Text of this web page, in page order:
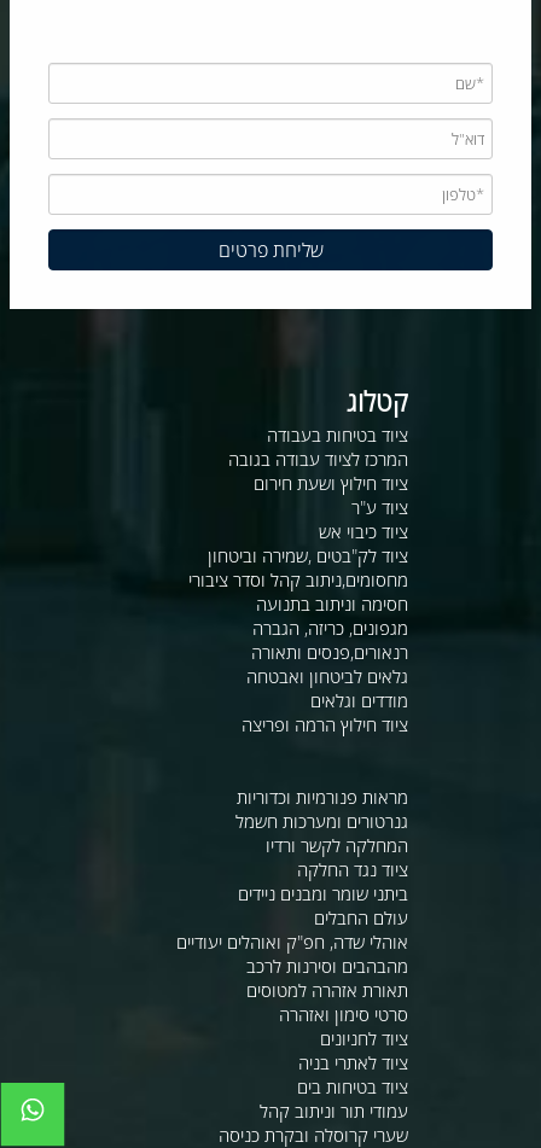
קטלוג
ציוד בטיחות בעבודה
המרכז לציוד עבודה בגובה
ציוד חילוץ ושעת חירום
ציוד ע"ר
ציוד כיבוי אש
ציוד לק"בטים ,שמירה וביטחון
מחסומים,ניתוב קהל וסדר ציבורי
חסימה וניתוב בתנועה
מגפונים, כריזה, הגברה
רנאורים,פנסים ותאורה
גלאים לביטחון ואבטחה
מודדים וגלאים
ציוד חילוץ הרמה ופריצה
מראות פנורמיות וכדוריות
גנרטורים ומערכות חשמל
המחלקה לקשר ורדיו
ציוד נגד החלקה
ביתני שומר ומבנים ניידים
עולם החבלים
אוהלי שדה, חפ"ק ואוהלים יעודיים
מהבהבים וסירנות לרכב
תאורת אזהרה למטוסים
סרטי סימון ואזהרה
ציוד לחניונים
ציוד לאתרי בניה
ציוד בטיחות בים
עמודי תור וניתוב קהל
שערי קרוסלה ובקרת כניסה